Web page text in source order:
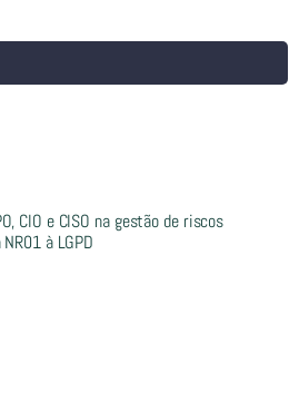
CIO e CISO na gestão de riscos
à LGPD